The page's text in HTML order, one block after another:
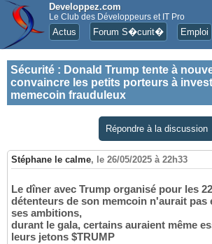
Developpez.com
Le Club des Développeurs et IT Pro
Actus Forum S�curit� Emploi
Sécurité : Donald Trump tente à
convaincre les petits porteurs à
memecoin frauduleux
Répondre à la discussion
Stéphane le calme, le 26/05/2025 à 22h33
Le dîner avec Trump organisé pour les
détenteurs de son memcoin n'aurait pas
ses ambitions,
durant le gala, certains auraient même
leurs jetons $TRUMP